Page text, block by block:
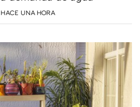
HACE UNA HORA